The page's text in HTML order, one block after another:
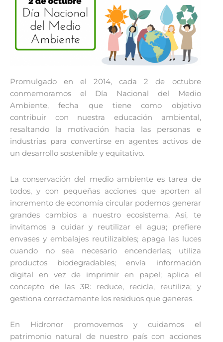
Promulgado en el 2014, cada 2 de octubre
conmemoramos el Día Nacional del Medio
Ambiente, fecha que tiene como objetivo
contribuir con nuestra educación ambiental,
resaltando la motivación hacia las personas e
industrias para convertirse en agentes activos de
un desarrollo sostenible y equitativo.
La conservación del medio ambiente es tarea de
todos, y con pequeñas acciones que aporten al
incremento de economía circular podemos generar
grandes cambios a nuestro ecosistema. Así, te
invitamos a cuidar y reutilizar el agua; prefiere
envases y embalajes reutilizables; apaga las luces
cuando no sea necesario encenderlas; utiliza
productos biodegradables; envía información
digital en vez de imprimir en papel; aplica el
concepto de las 3R: reduce, recicla, reutiliza; y
gestiona correctamente los residuos que generes.
En Hidronor promovemos y cuidamos el
patrimonio natural de nuestro país con acciones